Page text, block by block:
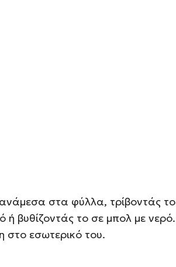
στα φύλλα, τρίβοντάς
βυθίζοντάς το σε μπολ με
στο εσωτερικό του.